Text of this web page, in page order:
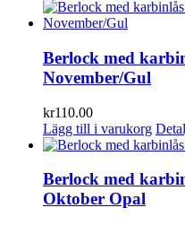
Berlock med
November/Gul
kr110.00
Lägg till i varukorg
Berlock med
Oktober Opal